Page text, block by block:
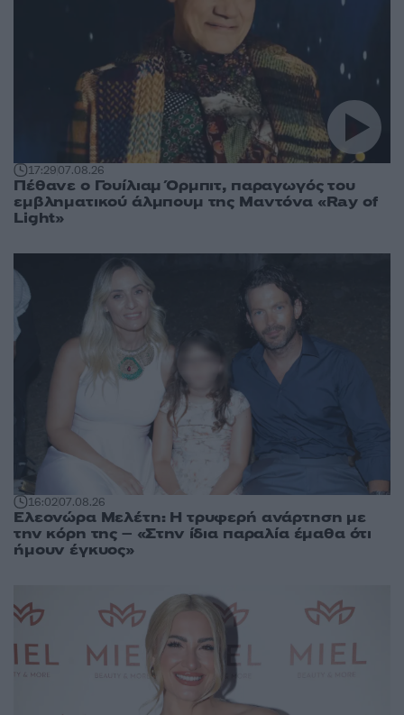
17:2907.08.26
Πέθανε ο Γουίλιαμ Όρμπιτ, παραγωγός του
εμβληματικού άλμπουμ της Μαντόνα «Ray of
Light»
16:0207.08.26
Ελεονώρα Μελέτη: Η τρυφερή ανάρτηση με
την κόρη της – «Στην ίδια παραλία έμαθα ότι
ήμουν έγκυος»